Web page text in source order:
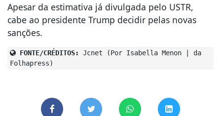
Apesar da estimativa já divulgada pelo USTR,
cabe ao presidente Trump decidir pelas novas
sanções.
FONTE/CRÉDITOS:
Jcnet (Por Isabella Menon | da
Folhapress)